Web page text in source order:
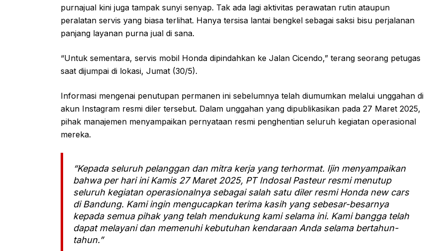
purnajual kini juga tampak sunyi senyap. Tak ada lagi aktivitas perawatan rutin ataupun
peralatan servis yang biasa terlihat. Hanya tersisa lantai bengkel sebagai saksi bisu perjalanan
panjang layanan purna jual di sana.
“Untuk sementara, servis mobil Honda dipindahkan ke Jalan Cicendo,” terang seorang petugas
saat dijumpai di lokasi, Jumat (30/5).
Informasi mengenai penutupan permanen ini sebelumnya telah diumumkan melalui unggahan di
akun Instagram resmi diler tersebut. Dalam unggahan yang dipublikasikan pada 27 Maret 2025,
pihak manajemen menyampaikan pernyataan resmi penghentian seluruh kegiatan operasional
mereka.
“Kepada seluruh pelanggan dan mitra kerja yang terhormat. Ijin menyampaikan
bahwa per hari ini Kamis 27 Maret 2025, PT Indosal Pasteur resmi menutup
seluruh kegiatan operasionalnya sebagai salah satu diler resmi Honda new cars
di Bandung. Kami ingin mengucapkan terima kasih yang sebesar-besarnya
kepada semua pihak yang telah mendukung kami selama ini. Kami bangga telah
dapat melayani dan memenuhi kebutuhan kendaraan Anda selama bertahun-
tahun.”